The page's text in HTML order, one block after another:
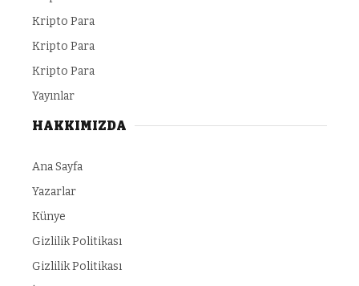
Kripto Para
Kripto Para
Kripto Para
Yayınlar
HAKKIMIZDA
Ana Sayfa
Yazarlar
Künye
Gizlilik Politikası
Gizlilik Politikası